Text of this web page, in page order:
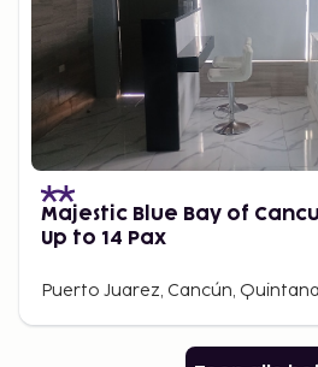
Majestic Blue Bay of
Up to 14 Pax
Puerto Juarez, Cancún,